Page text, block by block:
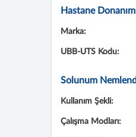
Hastane
Marka:
UBB-UTS Kodu:
Solunum
Kullanım Şekli:
Çalışma Modları: